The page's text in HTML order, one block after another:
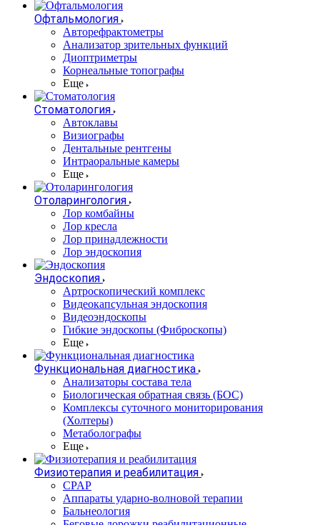
Офтальмология
Авторефрактометры
Анализатор зрительных функций
Диоптриметры
Корнеальные топографы
Еще
Стоматология
Автоклавы
Визиографы
Дентальные рентгены
Интраоральные камеры
Еще
Отоларингология
Лор комбайны
Лор кресла
Лор принадлежности
Лор эндоскопия
Эндоскопия
Артроскопический комплекс
Видеокапсульная эндоскопия
Видеоэндоскопы
Гибкие эндоскопы (Фиброcкопы)
Еще
Функциональная диагностика
Анализаторы состава тела
Биологическая обратная связь (БОС)
Комплексы суточного мониторирования
(Холтеры)
Метаболографы
Еще
Физиотерапия и реабилитация
CPAP
Аппараты ударно-волновой терапии
Бальнеология